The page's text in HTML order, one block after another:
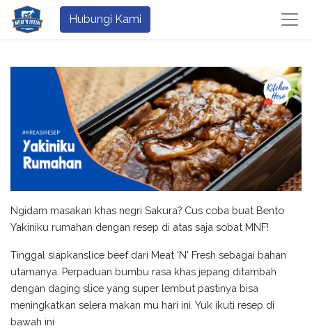
Hubungi Kami
Ngidam masakan khas negri Sakura? Cus coba buat Bento
Yakiniku rumahan dengan resep di atas saja sobat MNF!
Tinggal siapkanslice beef dari Meat 'N' Fresh sebagai bahan
utamanya. Perpaduan bumbu rasa khas jepang ditambah
dengan daging slice yang super lembut pastinya bisa
meningkatkan selera makan mu hari ini. Yuk ikuti resep di
bawah ini